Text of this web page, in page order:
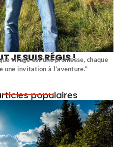
JE SUIS RÉGIS !
virage est une promesse, chaque
une invitation à l’aventure.”
populaires